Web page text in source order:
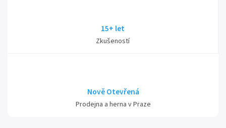
15+ let
Zkušeností
Nově Otevřená
Prodejna a herna v Praze